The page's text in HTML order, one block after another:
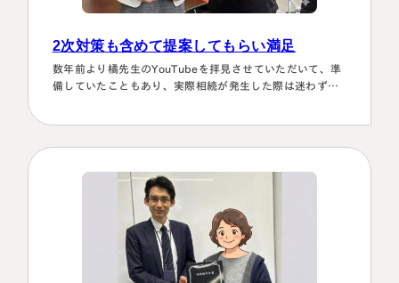
2次対策も含めて提案してもらい満足
数年前より橘先生のYouTubeを拝見させていただいて、準
備していたこともあり、実際相続が発生した際は迷わず相